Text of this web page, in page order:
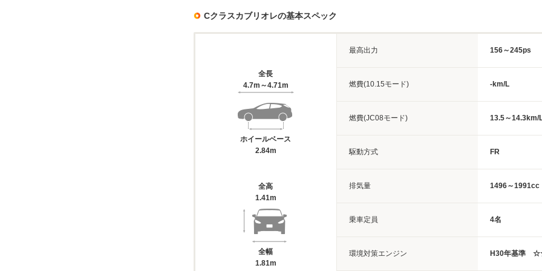
Cクラスカブリオレの基本スペック
全長
4.7m～4.71m
ホイールベース
2.84m
全高
1.41m
全幅
1.81m
最高出力 156～245ps
燃費(10.15モード) -km/L
燃費(JC08モード) 13.5～14.3km/
駆動方式 FR
排気量 1496～1991cc
乗車定員 4名
環境対策エンジン H30年基準